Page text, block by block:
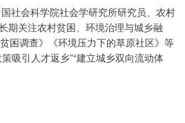
社会科学院社会学研究所研究员、农村
期关注农村贫困、环境治理与城乡融
困调查》《环境压力下的草原社区》等
吸引人才返乡”“建立城乡双向流动体